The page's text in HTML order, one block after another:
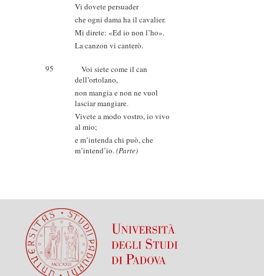
Vi dovete persuader
che ogni dama ha il cavalier.
Mi direte: «Ed io non l’ho».
La canzon vi canterò.
95
Voi siete come il can
dell’ortolano,
non mangia e non ne vuol
lasciar mangiare.
Vivete a modo vostro, io vivo
al mio;
e m’intenda chi può, che
m’intend’io.(Parte)